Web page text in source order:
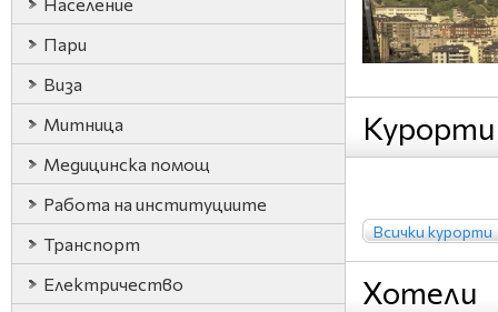
Пари
Виза
Митница
Медицинска помощ
Работа на институциите
Транспорт
Електричество
Курорти
Всички курорти
Хотели